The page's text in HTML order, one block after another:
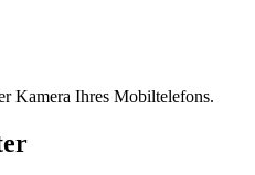
Kamera Ihres Mobiltelefons.